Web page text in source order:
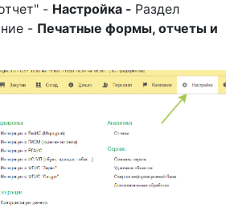
- Настройка - Раздел
- Печатные формы, отчеты и